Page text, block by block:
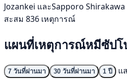
Jozankei และSapporo
สะสม 836 เหตุการณ์
แผนที่เหตุการณ์หมีซัปโ
7 วันที่ผ่านมา 30 วันที่ผ่านมา 1 ปี
แ